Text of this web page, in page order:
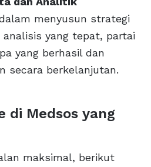
menyusun strategi
analisis yang tepat, partai
yang berhasil dan
secara berkelanjutan.
di Medsos yang
maksimal, berikut